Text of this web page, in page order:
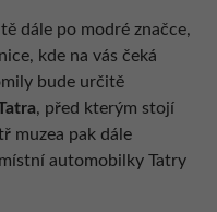
dále po modré značce,
kde na vás čeká
bude určitě
, před kterým stojí
muzea pak dále
automobilky Tatry